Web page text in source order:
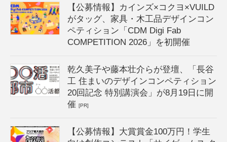
【公募情報】カインズ×コクヨ×VUILD
がタッグ、家具・木工品デザインコン
ペティション「CDM Digi Fab
COMPETITION 2026」を初開催
乾久美子や藤本壮介らが登壇、「長谷
工 住まいのデザインコンペティション
20回記念 特別講演会」が8月19日に開
催[PR]
【公募情報】大賞賞金100万円！学生